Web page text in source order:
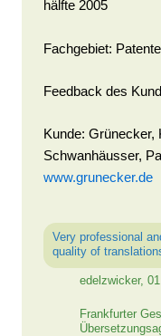
hälfte 2005
Fachgebiet:
Feedback des
Kunde: Grünecker,
Schwanhäusser,
www.grunecker.de
Very professional
quality of
edelzwicker,
Frankfurter